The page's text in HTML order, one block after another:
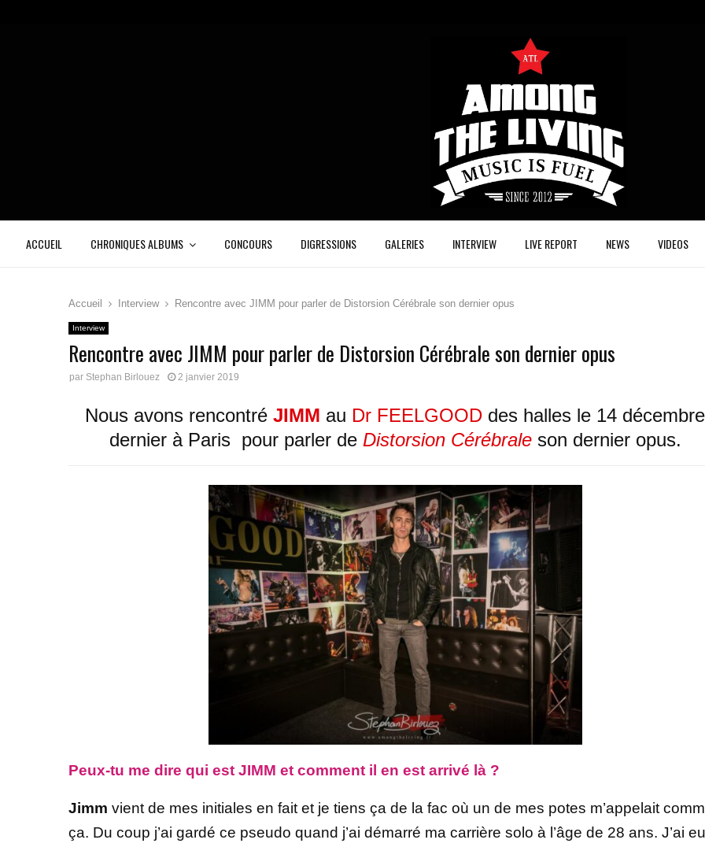
ACCUEIL CHRONIQUES ALBUMS CONCOURS DIGRESSIONS GALERIES INTERVIEW LIVE REPORT NEWS VIDEOS
Accueil Interview Rencontre avec JIMM pour parler de Distorsion Cérébrale son dernier opus
Interview
Rencontre avec JIMM pour parler de Distorsion Cérébrale son dernier opus
par Stephan Birlouez 2 janvier 2019
Nous avons rencontré JIMM au Dr FEELGOOD des halles le 14 décembre
dernier à Paris pour parler de Distorsion Cérébrale son dernier opus.
Peux-tu me dire qui est JIMM et comment il en est arrivé là ?
Jimm vient de mes initiales en fait et je tiens ça de la fac où un de mes potes m’appelait
ça. Du coup j’ai gardé ce pseudo quand j’ai démarré ma carrière solo à l’âge de 28 ans. J’ai eu